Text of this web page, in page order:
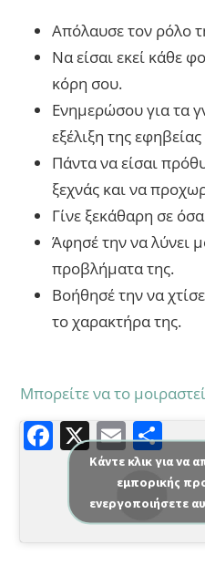
Απόλαυσε τον ρόλο
Να είσαι εκεί κάθε
κόρη σου.
Ενημερώσου για τα
εξέλιξη της εφηβείας
Πάντα να είσαι
ξεχνάς και να
Γίνε ξεκάθαρη σε
Άφησέ την να λύνει
προβλήματα της.
Βοήθησέ την να
το χαρακτήρα της.
Μπορείτε να το
F
a
e
b
X E
m
ai
l
Μ
οι
ρ
α
σ
Κάντε κλικ για να
εμπορικής
ενεργοποιήσετε